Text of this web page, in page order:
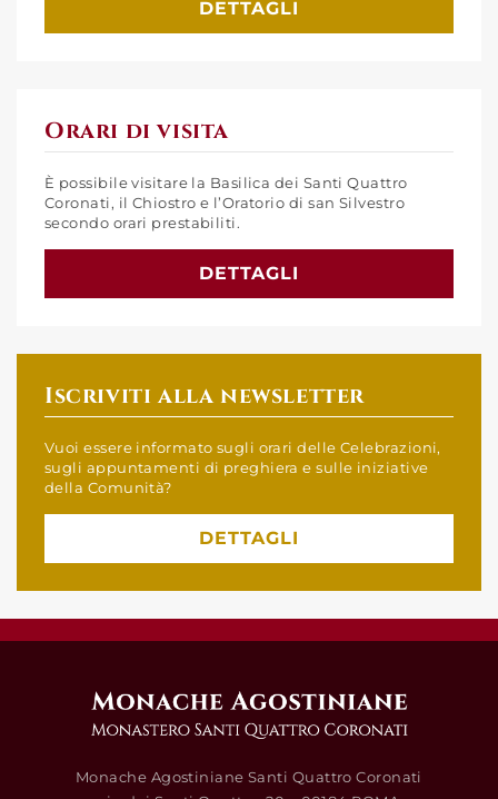
DETTAGLI
Orari di visita
È possibile visitare la Basilica dei Santi Quattro
Coronati, il Chiostro e l’Oratorio di san Silvestro
secondo orari prestabiliti.
DETTAGLI
Iscriviti alla newsletter
Vuoi essere informato sugli orari delle Celebrazioni,
sugli appuntamenti di preghiera e sulle iniziative
della Comunità?
DETTAGLI
Monache Agostiniane Santi Quattro Coronati